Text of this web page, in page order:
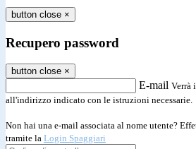
button close ×
Recupero password
button close ×
E-mail Verrà
all'indirizzo indicato con le istruzioni necessarie.
Non hai una e-mail associata al nome utente?
tramite la Login Spaggiari